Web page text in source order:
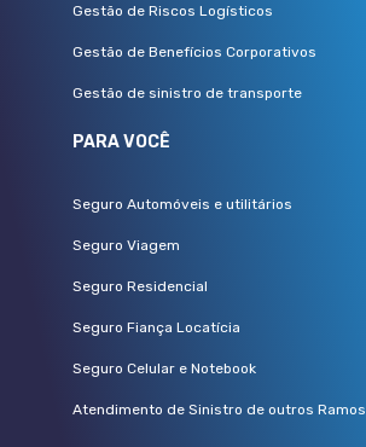
Gestão de Riscos Logísticos
Gestão de Benefícios Corporativos
Gestão de sinistro de transporte
PARA VOCÊ
Seguro Automóveis e utilitários
Seguro Viagem
Seguro Residencial
Seguro Fiança Locatícia
Seguro Celular e Notebook
Atendimento de Sinistro de outros Ramos